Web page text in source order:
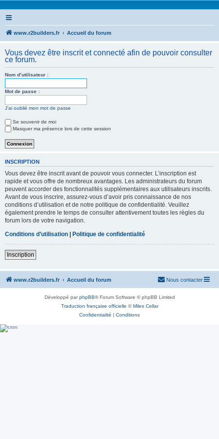
www.r2builders.fr Accueil du forum
Vous devez être inscrit et connecté afin de pouvoir consulter
ce forum.
Nom d’utilisateur :
Mot de passe :
J’ai oublié mon mot de passe
Se souvenir de moi
Masquer ma présence lors de cette session
INSCRIPTION
Vous devez être inscrit avant de pouvoir vous connecter. L’inscription est
rapide et vous offre de nombreux avantages. Les administrateurs du forum
peuvent accorder des fonctionnalités supplémentaires aux utilisateurs inscrits.
Avant de vous inscrire, assurez-vous d’avoir pris connaissance de nos
conditions d’utilisation et de notre politique de confidentialité. Veuillez
également prendre le temps de consulter attentivement toutes les règles du
forum lors de votre navigation.
Conditions d’utilisation | Politique de confidentialité
Inscription
www.r2builders.fr Accueil du forum Nous contacter
Développé parphpBB® Forum Software © phpBB Limited
Traduction française officielle ©Miles Cellar
Confidentialité | Conditions